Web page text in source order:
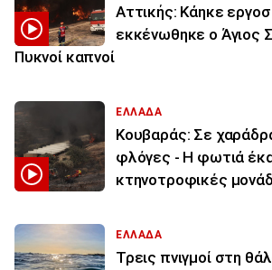
Αττικής: Κάηκε
εκκένωθηκε ο Άγιος
Πυκνοί καπνοί
ΕΛΛΑΔΑ
Κουβαράς: Σε
φλόγες - Η φωτιά
κτηνοτροφικές
ΕΛΛΑΔΑ
Τρεις πνιγμοί στη